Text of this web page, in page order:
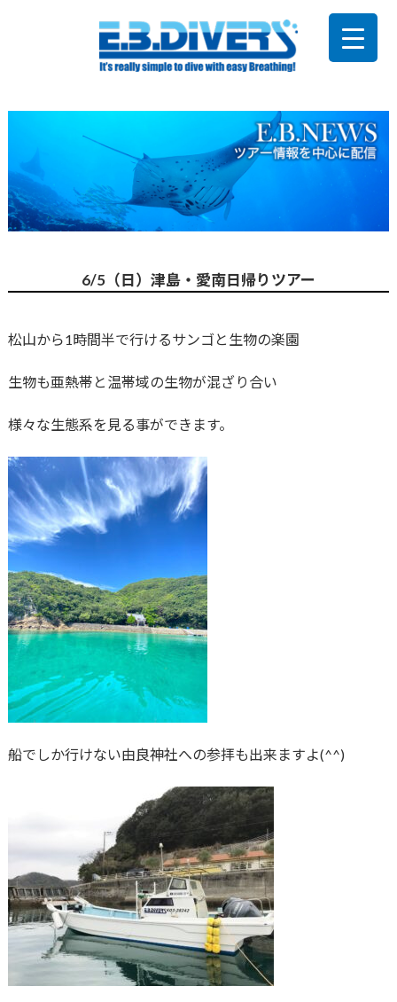
6/5（日）津島・愛南日帰りツアー
松山から1時間半で行けるサンゴと生物の楽園
生物も亜熱帯と温帯域の生物が混ざり合い
様々な生態系を見る事ができます。
船でしか行けない由良神社への参拝も出来ますよ(^^)